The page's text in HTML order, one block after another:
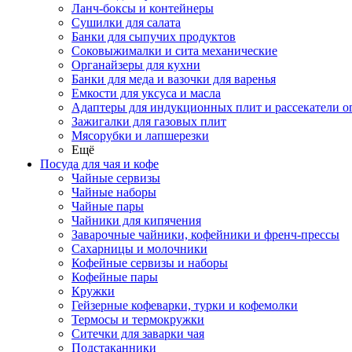
Ланч-боксы и контейнеры
Сушилки для салата
Банки для сыпучих продуктов
Соковыжималки и сита механические
Органайзеры для кухни
Банки для меда и вазочки для варенья
Емкости для уксуса и масла
Адаптеры для индукционных плит и рассекатели
Зажигалки для газовых плит
Мясорубки и лапшерезки
Ещё
Посуда для чая и кофе
Чайные сервизы
Чайные наборы
Чайные пары
Чайники для кипячения
Заварочные чайники, кофейники и френч-прессы
Сахарницы и молочники
Кофейные сервизы и наборы
Кофейные пары
Кружки
Гейзерные кофеварки, турки и кофемолки
Термосы и термокружки
Ситечки для заварки чая
Подстаканники